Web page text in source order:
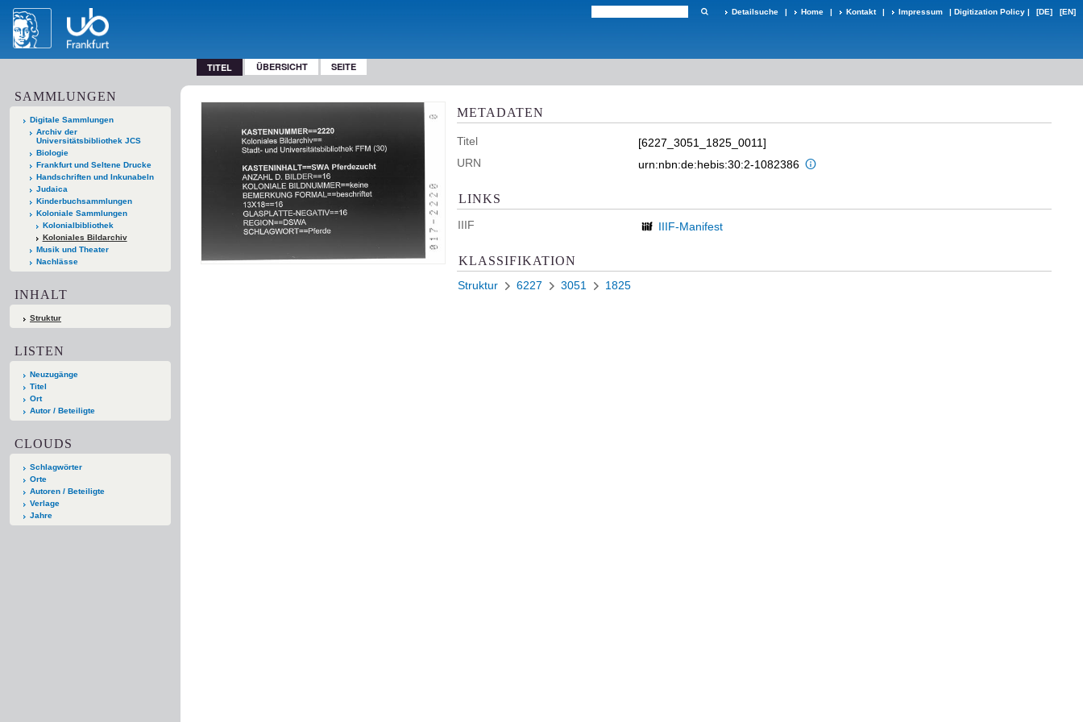
Detailsuche | Home | Kontakt | Impressum | Digitization Policy | [DE] [EN]
TITEL ÜBERSICHT SEITE
SAMMLUNGEN
Digitale Sammlungen
Archiv der
Universitätsbibliothek JCS
Biologie
Frankfurt und Seltene Drucke
Handschriften und Inkunabeln
Judaica
Kinderbuchsammlungen
Koloniale Sammlungen
Kolonialbibliothek
Koloniales Bildarchiv
Musik und Theater
Nachlässe
INHALT
Struktur
LISTEN
Neuzugänge
Titel
Ort
Autor / Beteiligte
CLOUDS
Schlagwörter
Orte
Autoren / Beteiligte
Verlage
Jahre
METADATEN
Titel
[6227_3051_1825_0011]
URN
urn:nbn:de:hebis:30:2-1082386
LINKS
IIIF IIIF-Manifest
KLASSIFIKATION
Struktur 6227 3051 1825